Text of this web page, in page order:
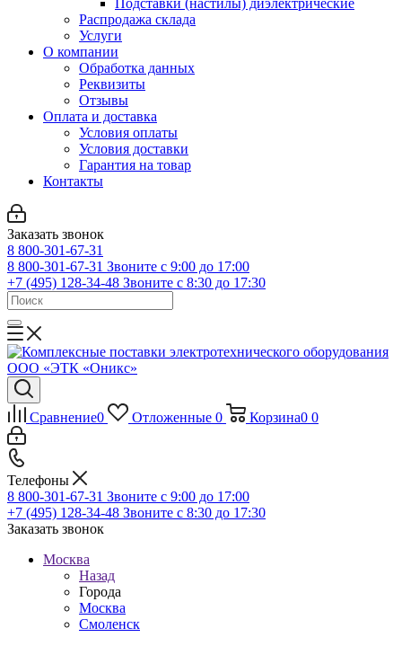
Подставки (настилы) диэлектрические
Распродажа склада
Услуги
О компании
Обработка данных
Реквизиты
Отзывы
Оплата и доставка
Условия оплаты
Условия доставки
Гарантия на товар
Контакты
Заказать звонок
8 800-301-67-31
8 800-301-67-31 Звоните с 9:00 до 17:00
+7 (495) 128-34-48 Звоните с 8:30 до 17:30
Сравнение0 Отложенные 0 Корзина0 0
Телефоны
8 800-301-67-31 Звоните с 9:00 до 17:00
+7 (495) 128-34-48 Звоните с 8:30 до 17:30
Заказать звонок
Москва
Назад
Города
Москва
Смоленск